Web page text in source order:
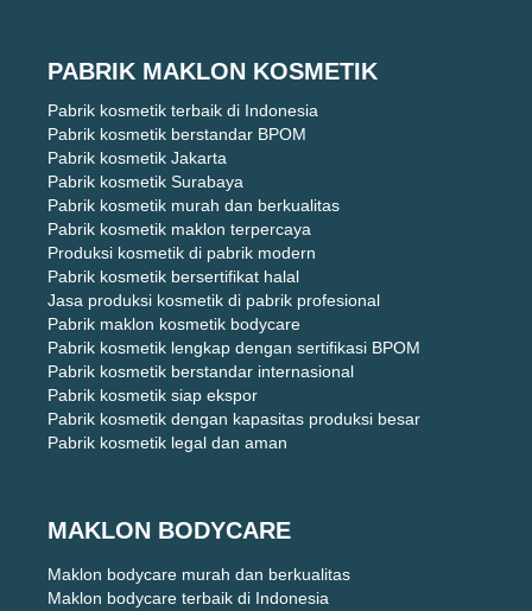
PABRIK MAKLON KOSMETIK
Pabrik kosmetik terbaik di Indonesia
Pabrik kosmetik berstandar BPOM
Pabrik kosmetik Jakarta
Pabrik kosmetik Surabaya
Pabrik kosmetik murah dan berkualitas
Pabrik kosmetik maklon terpercaya
Produksi kosmetik di pabrik modern
Pabrik kosmetik bersertifikat halal
Jasa produksi kosmetik di pabrik profesional
Pabrik maklon kosmetik bodycare
Pabrik kosmetik lengkap dengan sertifikasi BPOM
Pabrik kosmetik berstandar internasional
Pabrik kosmetik siap ekspor
Pabrik kosmetik dengan kapasitas produksi besar
Pabrik kosmetik legal dan aman
MAKLON BODYCARE
Maklon bodycare murah dan berkualitas
Maklon bodycare terbaik di Indonesia